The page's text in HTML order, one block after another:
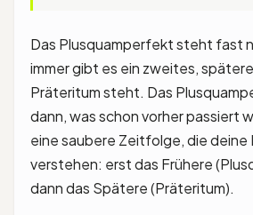
Das Plusquamperfekt steht fast
immer gibt es ein zweites,
Präteritum steht. Das
dann, was schon vorher passiert
eine saubere Zeitfolge, die
verstehen: erst das Frühere
dann das Spätere (Präteritum).